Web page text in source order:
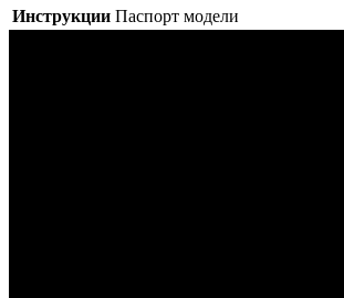
Инструкции Паспорт модели